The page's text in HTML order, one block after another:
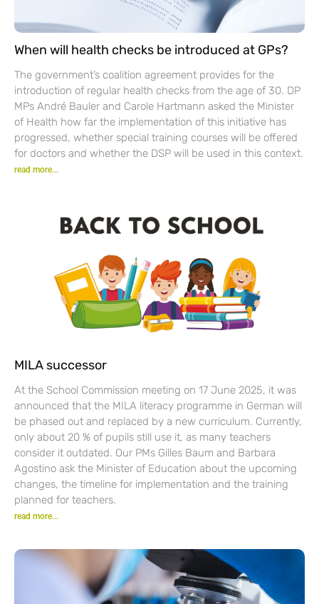
When will health checks be introduced at GPs?
The government’s coalition agreement provides for the
introduction of regular health checks from the age of 30. DP
MPs André Bauler and Carole Hartmann asked the Minister
of Health how far the implementation of this initiative has
progressed, whether special training courses will be offered
for doctors and whether the DSP will be used in this context.
read more...
MILA successor
At the School Commission meeting on 17 June 2025, it was
announced that the MILA literacy programme in German will
be phased out and replaced by a new curriculum. Currently,
only about 20 % of pupils still use it, as many teachers
consider it outdated. Our PMs Gilles Baum and Barbara
Agostino ask the Minister of Education about the upcoming
changes, the timeline for implementation and the training
planned for teachers.
read more...